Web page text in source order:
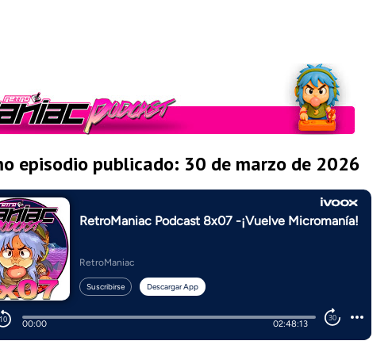
episodio publicado: 30 de marzo de 2026